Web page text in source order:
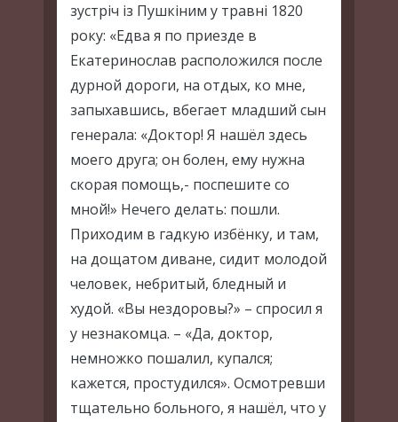
зустріч із Пушкіним у травні 1820
року: «Едва я по приезде в
Екатеринослав расположился после
дурной дороги, на отдых, ко мне,
запыхавшись, вбегает младший сын
генерала: «Доктор! Я нашёл здесь
моего друга; он болен, ему нужна
скорая помощь,- поспешите со
мной!» Нечего делать: пошли.
Приходим в гадкую избёнку, и там,
на дощатом диване, сидит молодой
человек, небритый, бледный и
худой. «Вы нездоровы?» – спросил я
у незнакомца. – «Да, доктор,
немножко пошалил, купался;
кажется, простудился». Осмотревши
тщательно больного, я нашёл, что у